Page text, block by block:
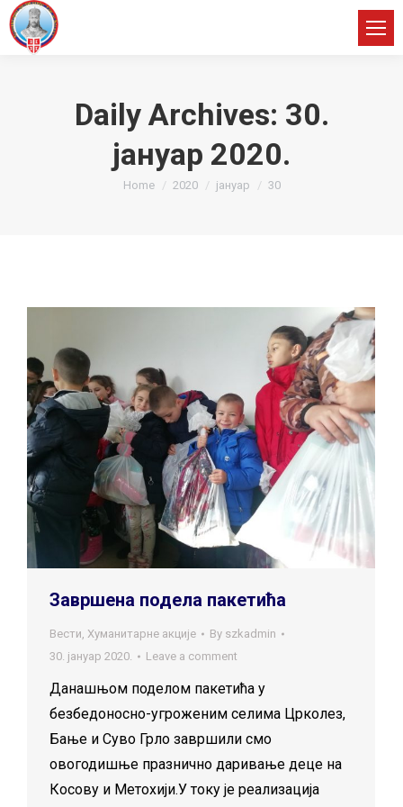
Daily Archives: 30.
јануар 2020.
You are here:
Home 2020 јануар 30
Завршена подела пакетића
Вести, Хуманитарне акције By szkadmin
30. јануар 2020.
Leave a comment
Данашњом поделом пакетића у
безбедоносно-угроженим селима Црколез,
Бање и Суво Грло завршили смо
овогодишње празнично даривање деце на
Косову и Метохији.У току је реализација